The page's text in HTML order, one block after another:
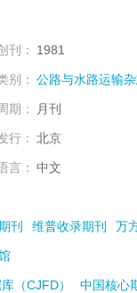
刊： 1981
别： 公路与水路运输
周期： 月刊
行： 北京
言： 中文
刊 维普收录期刊 万
（CJFD） 中国核心